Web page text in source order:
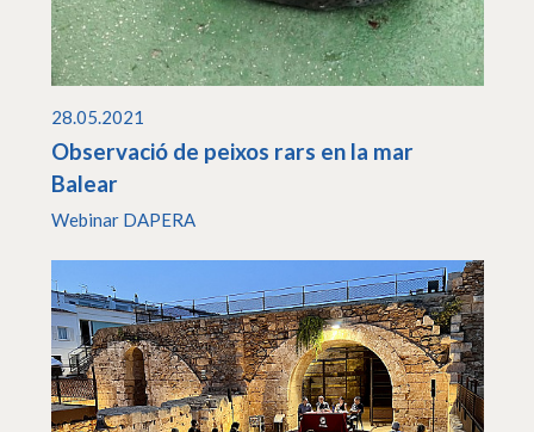
28.05.2021
Observació de peixos rars en la mar
Balear
Webinar DAPERA